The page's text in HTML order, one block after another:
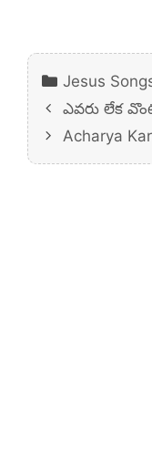
Categories
Jesus
ఎవరు లేక
Acharya